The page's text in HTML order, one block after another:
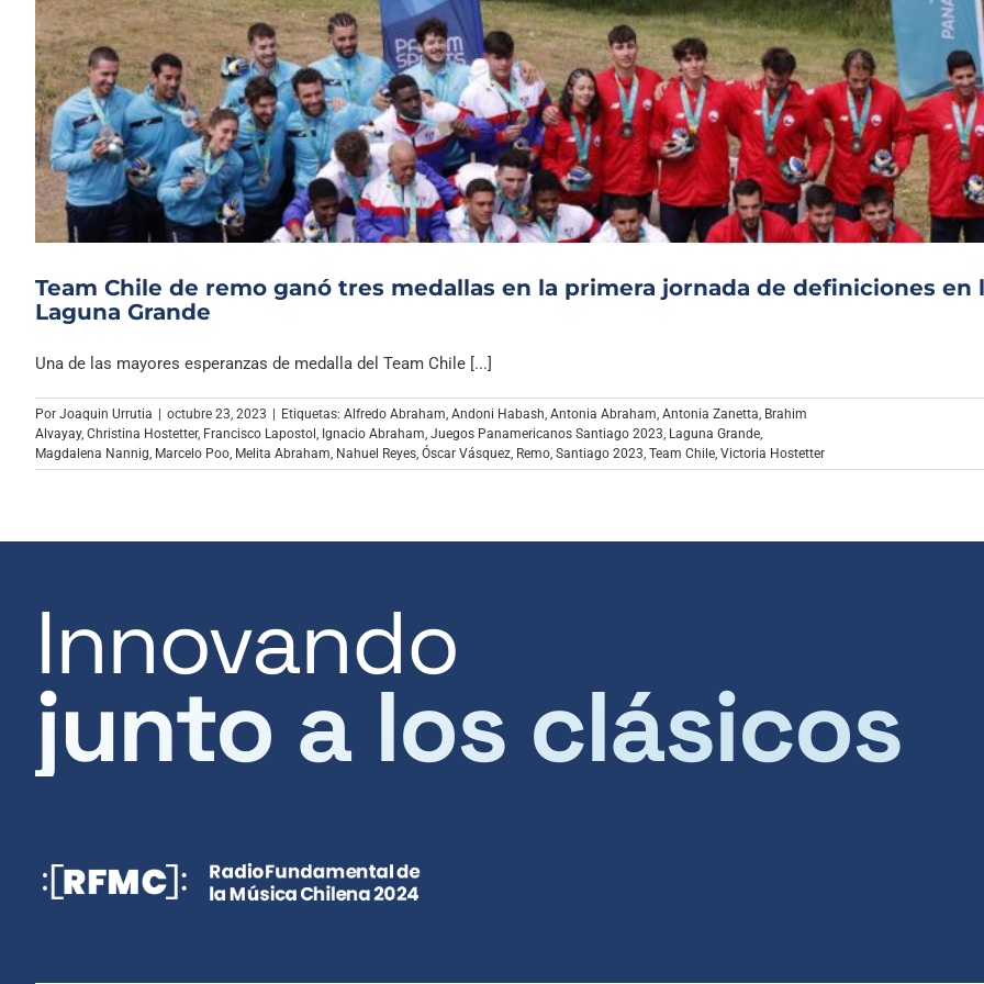
Team Chile de remo ganó tres medallas en la primera jornada de definiciones en
Laguna Grande
Una de las mayores esperanzas de medalla del Team Chile [...]
Por Joaquin Urrutia octubre 23, 2023 Etiquetas: Alfredo Abraham, Andoni Habash, Antonia Abraham, Antonia Zanetta, Brahim
Alvayay, Christina Hostetter, Francisco Lapostol , Ignacio Abraham, Juegos Panamericanos Santiago 2023, Laguna Grande,
Magdalena Nannig, Marcelo Poo, Melita Abraham, Nahuel Reyes, Óscar Vásquez, Remo, Santiago 2023, Team Chile, Victoria Hostetter
Innovando
junto a los clásicos